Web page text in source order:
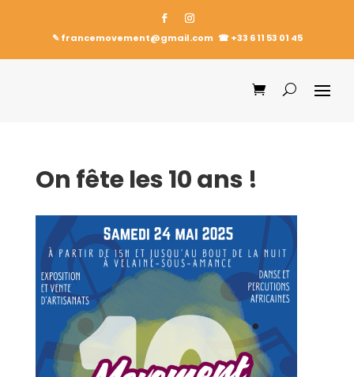
✎ francemovement@gmail.com ☎︎+33 6 11 53 01 45
On fête les 10 ans !